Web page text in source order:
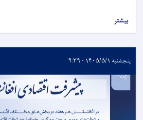
بیشتر
پنجشنبه ۱۴۰۵/۵/۱ - ۹:۳۹